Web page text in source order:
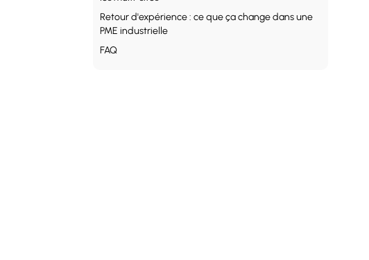
Retour d'expérience : ce que ça change dans une
PME industrielle
FAQ